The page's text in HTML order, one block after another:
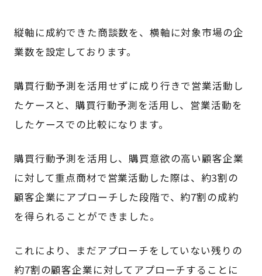
縦軸に成約できた商談数を、横軸に対象市場の企
業数を設定しております。
購買行動予測を活用せずに成り行きで営業活動し
たケースと、購買行動予測を活用し、営業活動を
したケースでの比較になります。
購買行動予測を活用し、購買意欲の高い顧客企業
に対して重点商材で営業活動した際は、約3割の
顧客企業にアプローチした段階で、約7割の成約
を得られることができました。
これにより、まだアプローチをしていない残りの
約7割の顧客企業に対してアプローチすることに